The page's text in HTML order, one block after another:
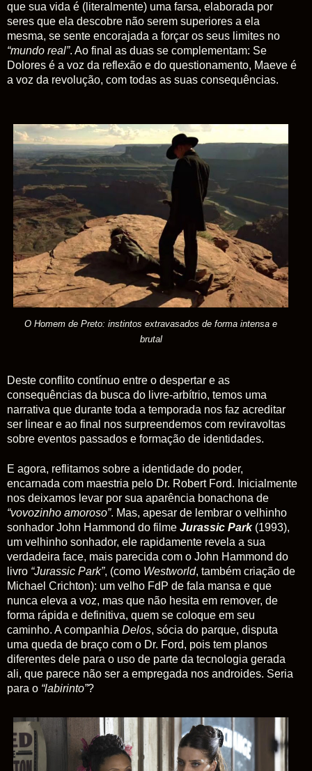
que sua vida é (literalmente) uma farsa, elaborada por
seres que ela descobre não serem superiores a ela
mesma, se sente encorajada a forçar os seus limites no
“mundo real”. Ao final as duas se complementam: Se
Dolores é a voz da reflexão e do questionamento, Maeve é
a voz da revolução, com todas as suas consequências.
O Homem de Preto: instintos extravasados de forma intensa e
brutal
Deste conflito contínuo entre o despertar e as
consequências da busca do livre-arbítrio, temos uma
narrativa que durante toda a temporada nos faz acreditar
ser linear e ao final nos surpreendemos com reviravoltas
sobre eventos passados e formação de identidades.
E agora, reflitamos sobre a identidade do poder,
encarnada com maestria pelo Dr. Robert Ford. Inicialmente
nos deixamos levar por sua aparência bonachona de
“vovozinho amoroso”. Mas, apesar de lembrar o velhinho
sonhador John Hammond do filme Jurassic Park(1993),
um velhinho sonhador, ele rapidamente revela a sua
verdadeira face, mais parecida com o John Hammond do
livro “Jurassic Park”, (como Westworld, também criação de
Michael Crichton): um velho FdP de fala mansa e que
nunca eleva a voz, mas que não hesita em remover, de
forma rápida e definitiva, quem se coloque em seu
caminho. A companhia Delos, sócia do parque, disputa
uma queda de braço com o Dr. Ford, pois tem planos
diferentes dele para o uso de parte da tecnologia gerada
ali, que parece não ser a empregada nos androides. Seria
para o “labirinto”?